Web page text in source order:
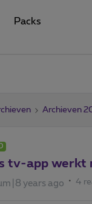
Packs
Archieven
tv-app werkt
years ago 4